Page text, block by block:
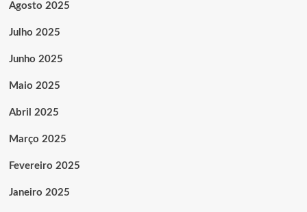
Agosto 2025
Julho 2025
Junho 2025
Maio 2025
Abril 2025
Março 2025
Fevereiro 2025
Janeiro 2025